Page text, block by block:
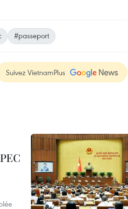
#passeport
Suivez VietnamPlus